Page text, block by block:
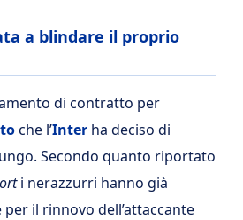
a blindare il proprio
di contratto per
che l’Inter ha deciso di
Secondo quanto riportato
i nerazzurri hanno già
il rinnovo dell’attaccante